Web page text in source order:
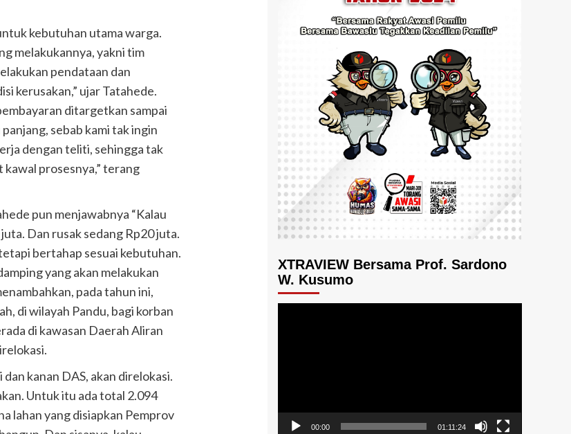
kebutuhan utama warga.
melakukannya, yakni tim
pendataan dan
kerusakan,” ujar Tatahede.
ditargetkan sampai
sebab kami tak ingin
dengan teliti, sehingga tak
prosesnya,” terang
pun menjawabnya “Kalau
Dan rusak sedang Rp20 juta.
bertahap sesuai kebutuhan.
yang akan melakukan
pada tahun ini,
di wilayah Pandu, bagi korban
di kawasan Daerah Aliran
kanan DAS, akan direlokasi.
Untuk itu ada total 2.094
lahan yang disiapkan Pemprov
XTRAVIEW Bersama Prof. Sardono
W. Kusumo
00:00 01:11:24